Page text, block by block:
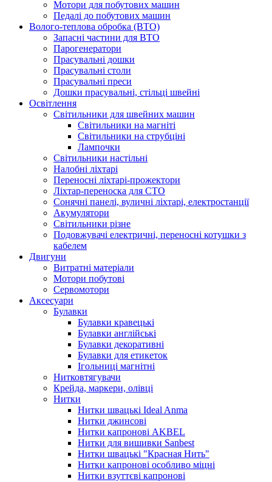
Мотори для побутових машин
Педалі до побутових машин
Волого-теплова обробка (ВТО)
Запасні частини для ВТО
Парогенератори
Прасувальні дошки
Прасувальні столи
Прасувальні преси
Дошки прасувальні, стільці швейні
Освітлення
Світильники для швейних машин
Світильники на магніті
Світильники на струбціні
Лампочки
Світильники настільні
Налобні ліхтарі
Переносні ліхтарі-прожектори
Ліхтар-переноска для СТО
Сонячні панелі, вуличні ліхтарі, електростанції
Акумулятори
Світильники різне
Подовжувачі електричні, переносні котушки з
кабелем
Двигуни
Витратні матеріали
Мотори побутові
Сервомотори
Аксесуари
Булавки
Булавки кравецькі
Булавки англійські
Булавки декоративні
Булавки для етикеток
Ігольниці магнітні
Нитковтягувачи
Крейда, маркери, олівці
Нитки
Нитки швацькі Ideal Anma
Нитки джинсові
Нитки капронові AKBEL
Нитки для вишивки Sanbest
Нитки швацькі "Красная Нить"
Нитки капронові особливо міцні
Нитки взуттєві капронові